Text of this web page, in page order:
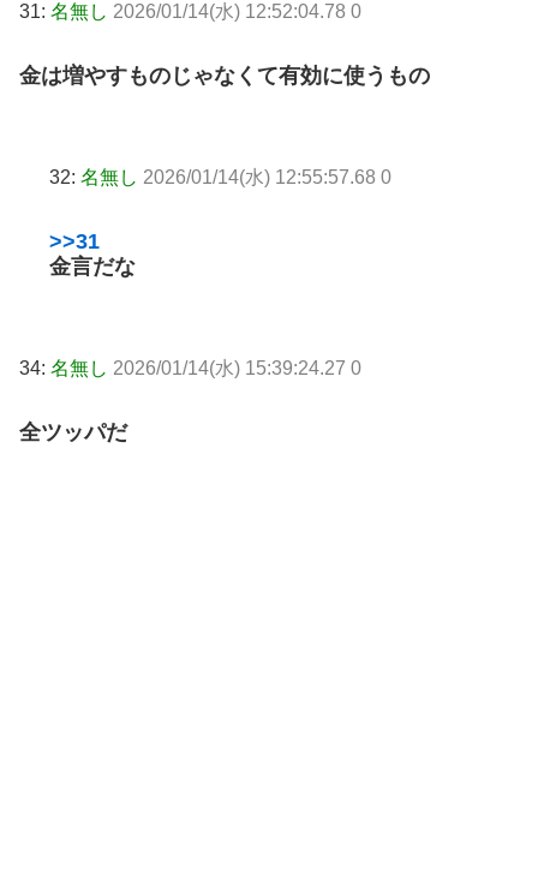
31: 名無し 2026/01/14(水) 12:52:04.78 0
金は増やすものじゃなくて有効に使うもの
32: 名無し 2026/01/14(水) 12:55:57.68 0
>>31
金言だな
34: 名無し 2026/01/14(水) 15:39:24.27 0
全ツッパだ